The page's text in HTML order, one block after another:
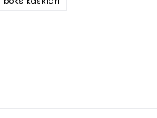
pahalı.
olmalı.